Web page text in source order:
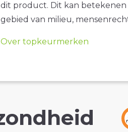
dit product. Dit kan betekenen
gebied van milieu,
Over topkeurmerken